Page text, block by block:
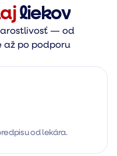
liekov
— od
až po podporu
od lekára.